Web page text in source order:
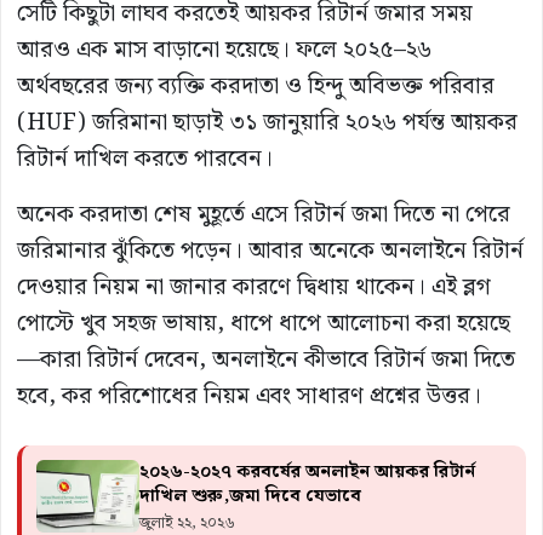
সেটি কিছুটা লাঘব করতেই আয়কর রিটার্ন জমার সময়
আরও এক মাস বাড়ানো হয়েছে। ফলে ২০২৫–২৬
অর্থবছরের জন্য ব্যক্তি করদাতা ও হিন্দু অবিভক্ত পরিবার
(HUF) জরিমানা ছাড়াই ৩১ জানুয়ারি ২০২৬ পর্যন্ত আয়কর
রিটার্ন দাখিল করতে পারবেন।
অনেক করদাতা শেষ মুহূর্তে এসে রিটার্ন জমা দিতে না পেরে
জরিমানার ঝুঁকিতে পড়েন। আবার অনেকে অনলাইনে রিটার্ন
দেওয়ার নিয়ম না জানার কারণে দ্বিধায় থাকেন। এই ব্লগ
পোস্টে খুব সহজ ভাষায়, ধাপে ধাপে আলোচনা করা হয়েছে
—কারা রিটার্ন দেবেন, অনলাইনে কীভাবে রিটার্ন জমা দিতে
হবে, কর পরিশোধের নিয়ম এবং সাধারণ প্রশ্নের উত্তর।
২০২৬-২০২৭ করবর্ষের অনলাইন আয়কর রিটার্ন
দাখিল শুরু,জমা দিবে যেভাবে
জুলাই ২২, ২০২৬